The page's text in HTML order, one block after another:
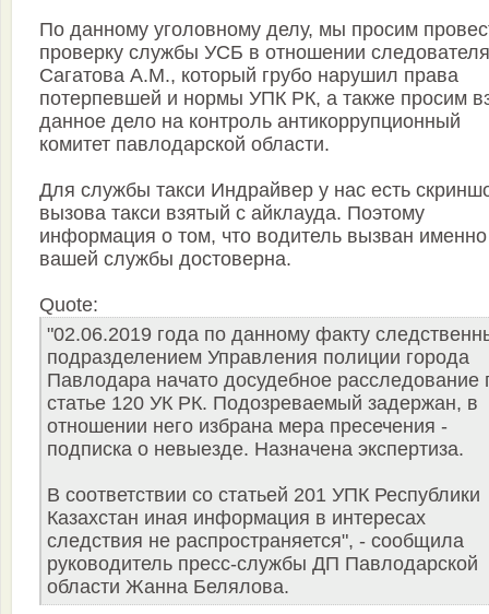
По данному уголовному делу, мы просим
проверку службы УСБ в отношении следователя
Сагатова А.М., который грубо нарушил права
потерпевшей и нормы УПК РК, а также просим
данное дело на контроль антикоррупционный
комитет павлодарской области.
Для службы такси Индрайвер у нас есть
вызова такси взятый с айклауда. Поэтому
информация о том, что водитель вызван именно
вашей службы достоверна.
Quote:
"02.06.2019 года по данному факту
подразделением Управления полиции города
Павлодара начато досудебное расследование
статье 120 УК РК. Подозреваемый задержан, в
отношении него избрана мера пресечения -
подписка о невыезде. Назначена экспертиза.
В соответствии со статьей 201 УПК Республики
Казахстан иная информация в интересах
следствия не распространяется", - сообщила
руководитель пресс-службы ДП Павлодарской
области Жанна Белялова.